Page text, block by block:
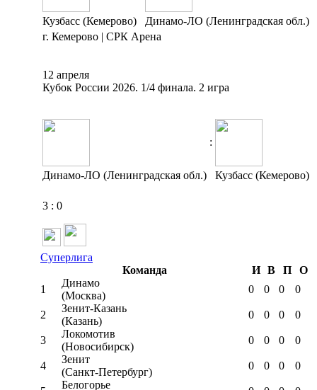
Кузбасс (Кемерово)
Динамо-ЛО (Ленинградская обл.)
г. Кемерово | СРК Арена
12 апреля
Кубок России 2026. 1/4 финала. 2 игра
:
Динамо-ЛО (Ленинградская обл.) Кузбасс (Кемерово)
3 : 0
Суперлига
Команда
И В П
О
1
Динамо
(Москва)
0 0 0 0
2
Зенит-Казань
(Казань)
0 0 0 0
3
Локомотив
(Новосибирск)
0 0 0 0
4
Зенит
(Санкт-Петербург)
0 0 0 0
Белогорье